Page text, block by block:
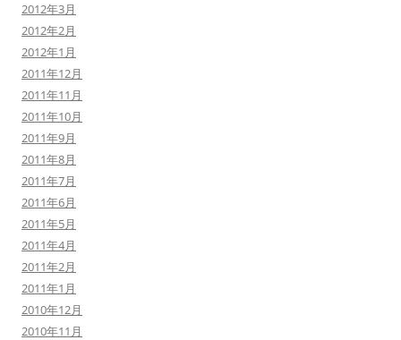
2012年3月
2012年2月
2012年1月
2011年12月
2011年11月
2011年10月
2011年9月
2011年8月
2011年7月
2011年6月
2011年5月
2011年4月
2011年2月
2011年1月
2010年12月
2010年11月